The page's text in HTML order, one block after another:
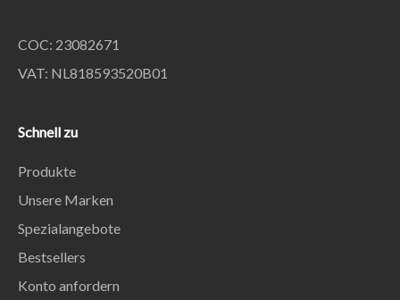
COC: 23082671
VAT: NL818593520B01
Schnell zu
Produkte
Unsere Marken
Spezialangebote
Bestsellers
Konto anfordern